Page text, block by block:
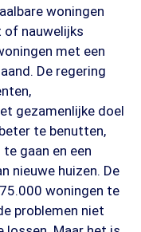
woningen
of nauwelijks
met een
De regering
gezamenlijke doel
te benutten,
gaan en een
nieuwe huizen. De
woningen te
problemen niet